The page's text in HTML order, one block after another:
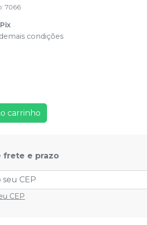
:7066
Pix
condições
carrinho
frete e prazo
CEP